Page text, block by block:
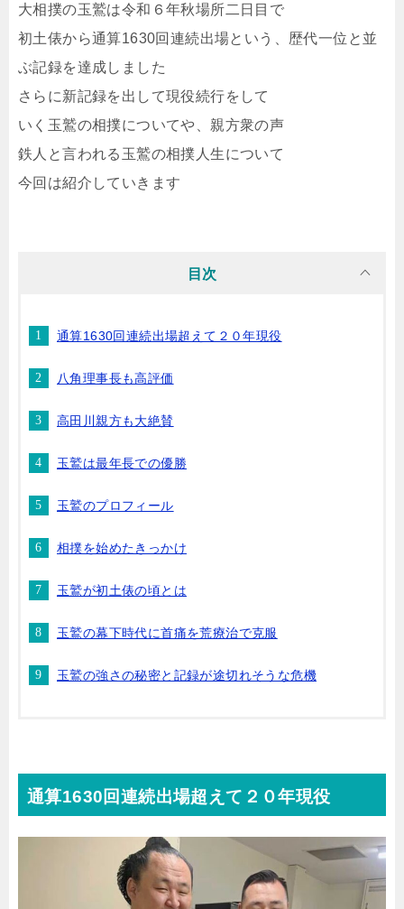
大相撲の玉鷲は令和６年秋場所二日目で
初土俵から通算1630回連続出場という、歴代一位と並
ぶ記録を達成しました
さらに新記録を出して現役続行をして
いく玉鷲の相撲についてや、親方衆の声
鉄人と言われる玉鷲の相撲人生について
今回は紹介していきます
目次
通算1630回連続出場超えて２０年現役
八角理事長も高評価
高田川親方も大絶賛
玉鷲は最年長での優勝
玉鷲のプロフィール
相撲を始めたきっかけ
玉鷲が初土俵の頃とは
玉鷲の幕下時代に首痛を荒療治で克服
玉鷲の強さの秘密と記録が途切れそうな危機
通算1630回連続出場超えて２０年現役